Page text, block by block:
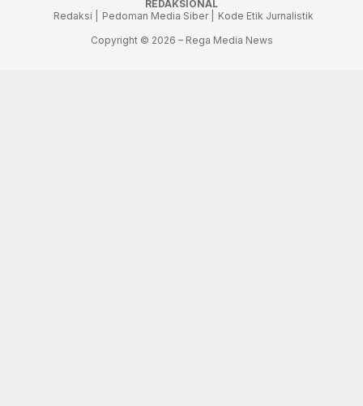
REDAKSIONAL
Redaksi |
Pedoman Media Siber |
Kode Etik Jurnalistik
Copyright © 2026 – Rega Media News